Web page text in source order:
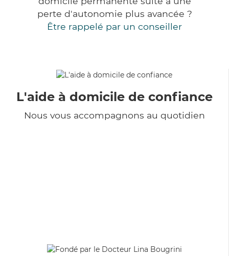
perte d'autonomie plus avancée ?
Être rappelé par un conseiller
L'aide à domicile de confiance
Nous vous accompagnons au quotidien